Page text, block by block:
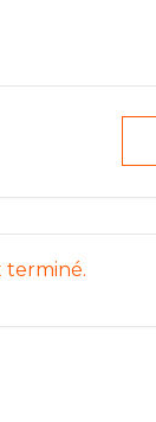
terminé.